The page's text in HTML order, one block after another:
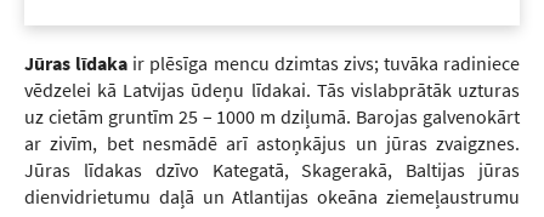
Jūras līdaka ir plēsīga mencu dzimtas zivs; tuvāka radiniece
vēdzelei kā Latvijas ūdeņu līdakai. Tās vislabprātāk uzturas
uz cietām gruntīm 25 – 1000 m dziļumā. Barojas galvenokārt
ar zivīm, bet nesmādē arī astoņkājus un jūras zvaigznes.
Jūras līdakas dzīvo Kategatā, Skagerakā, Baltijas jūras
dienvidrietumu daļā un Atlantijas okeāna ziemeļaustrumu